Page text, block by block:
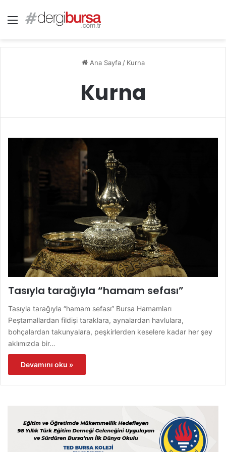
Menü
Ana Sayfa / Kurna
Kurna
Tasıyla tarağıyla “hamam sefası”
Tasıyla tarağıyla “hamam sefası” Bursa Hamamları
Peştamallardan fildişi taraklara, aynalardan havlulara,
bohçalardan takunyalara, peşkirlerden keselere kadar her şey
aklımızda bir…
Devamını oku »